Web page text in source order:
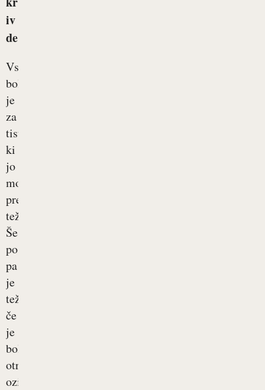
iv
de
Vsaka
bolezen
je
za
tistega,
ki
jo
mora
premagovati,
težka.
Še
posebej
pa
je
težko,
če
je
bolan
otrok
oziroma...